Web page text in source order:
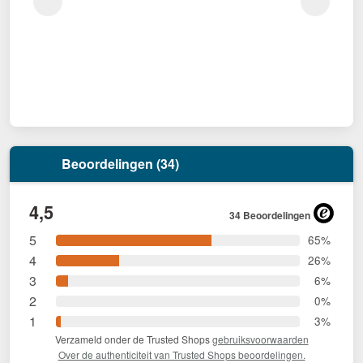
Beoordelingen (34)
4,5 34 Beoordelingen
5 65%
4 26%
3 6%
2 0%
1 3%
Verzameld onder de Trusted Shopsgebruiksvoorwaarden
Over de authenticiteit van Trusted Shops beoordelingen.